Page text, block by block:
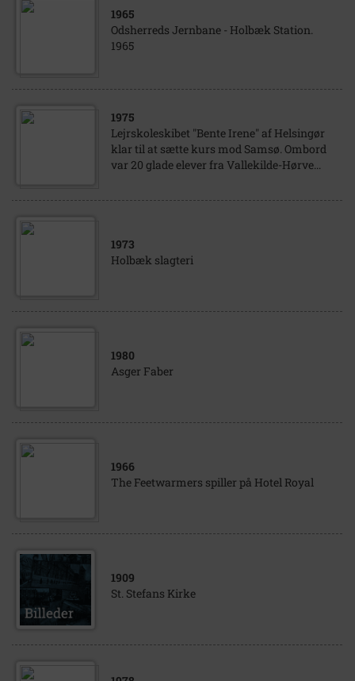
1965
Odsherreds Jernbane - Holbæk Station.
1965
1975
Lejrskoleskibet "Bente Irene" af Helsingør
klar til at sætte kurs mod Samsø. Ombord
var 20 glade elever fra Vallekilde-Hørve...
1973
Holbæk slagteri
1980
Asger Faber
1966
The Feetwarmers spiller på Hotel Royal
1909
St. Stefans Kirke